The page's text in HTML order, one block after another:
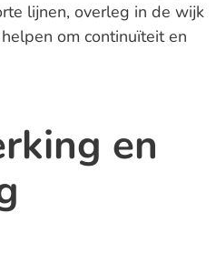
lijnen, overleg in de wijk
om continuïteit en
en